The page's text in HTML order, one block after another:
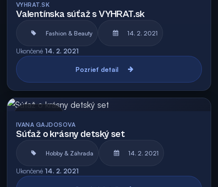
VYHRAT.SK
Valentínska súťaž s VYHRAT.sk
Fashion & Beauty 14. 2. 2021
Ukončené 14. 2. 2021
Pozrieť detail
IVANA GAJDOSOVA
Súťaž o krásny detský set
Hobby & Záhrada 14. 2. 2021
Ukončené 14. 2. 2021